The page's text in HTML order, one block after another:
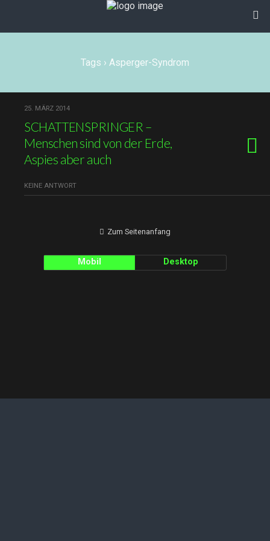
Tags › Asperger-Syndrom
25. MÄRZ 2014
SCHATTENSPRINGER –
Menschen sind von der Erde,
Aspies aber auch
KEINE ANTWORT
Zum Seitenanfang
Mobil Desktop